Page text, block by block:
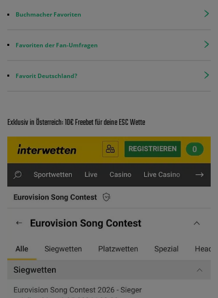
Buchmacher Favoriten
Favoriten der Fan-Umfragen
Favorit Deutschland?
Exklusiv in Österreich: 10€ Freebet für deine ESC Wette